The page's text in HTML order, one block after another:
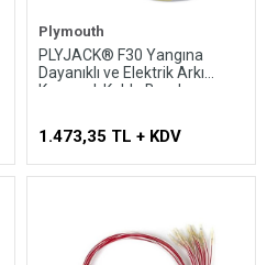
Plymouth
PLYJACK® F30 Yangına
Dayanıklı ve Elektrik Arkı
Korumalı Kablo Bandı
1.473,35 TL + KDV